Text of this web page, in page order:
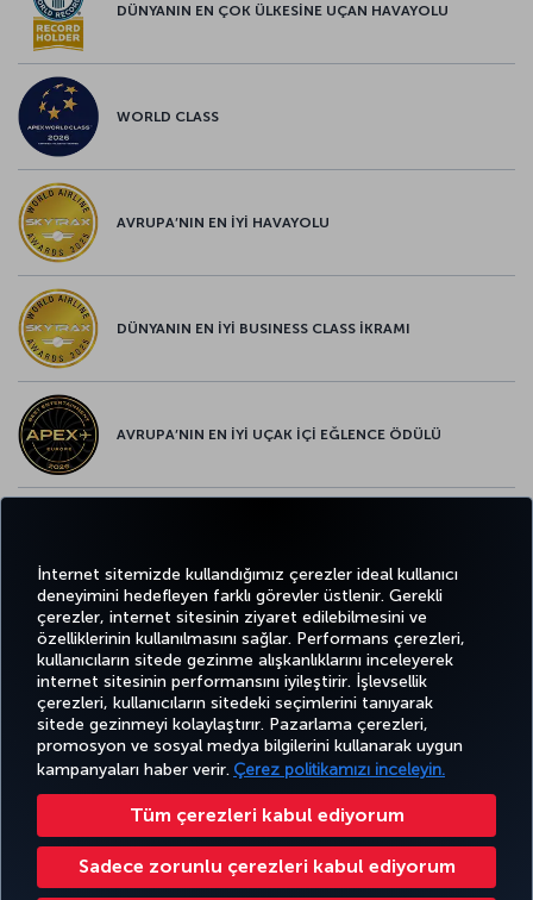
İnternet sitemizde kullandığımız çerezler ideal kullanıcı
deneyimini hedefleyen farklı görevler üstlenir. Gerekli
çerezler, internet sitesinin ziyaret edilebilmesini ve
özelliklerinin kullanılmasını sağlar. Performans çerezleri,
kullanıcıların sitede gezinme alışkanlıklarını inceleyerek
internet sitesinin performansını iyileştirir. İşlevsellik
çerezleri, kullanıcıların sitedeki seçimlerini tanıyarak
sitede gezinmeyi kolaylaştırır. Pazarlama çerezleri,
promosyon ve sosyal medya bilgilerini kullanarak uygun
kampanyaları haber verir. Çerez politikamızı inceleyin.
Tüm çerezleri kabul ediyorum
Sadece zorunlu çerezleri kabul ediyorum
DÜNYANIN EN ÇOK ÜLKESİNE UÇAN HAVAYOLU
WORLD CLASS
AVRUPA’NIN EN İYİ HAVAYOLU
DÜNYANIN EN İYİ BUSINESS CLASS İKRAMI
AVRUPA’NIN EN İYİ UÇAK İÇİ EĞLENCE ÖDÜLÜ
TwitterFacebook
Instagram
YoutubeLinkedIn
TiktokBlogPinterest
BİLET
AL VE
YÖNET
DENEYİM
FIRSATLAR
VE UÇUŞ
NOKTALARI
POPÜLER
UÇUŞLAR
YARDIM
AIRLINES
HOLIDAYS
Bilgi Toplumu Hizmetleri Erişilebilirlik Gizlilik ve Çerez Politikası Yasal Uyarı Yolcu Hakları
Çerez Ayarlarını Değiştir